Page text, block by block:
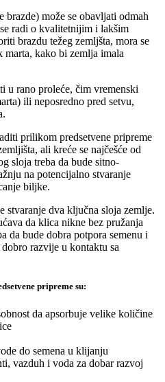
brazde) može se obavljati odmah
radi o kvalitetnijim i lakšim
brazdu težeg zemljšta, mora se
marta, kako bi zemlja imala
u rano proleće, čim vremenski
ili neposredno pred setvu,
prilikom predsetvene pripreme
ali kreće se najčešće od
sloja treba da bude sitno-
na potencijalno stvaranje
biljke.
stvaranje dva ključna sloja zemlje.
da klica nikne bez pružanja
da bude dobra potpora semenu i
razvije u kontaktu sa
pripreme su:
da apsorbuje velike količine
do semena u klijanju
vazduh i voda za dobar razvoj